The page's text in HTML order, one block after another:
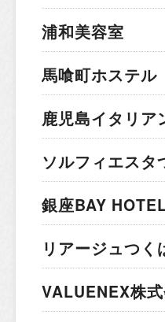
浦和美容室
馬喰町ホステル
鹿児島イタリア
ソルフィエスタ
銀座BAY
リアージュつ
VALUENEX株